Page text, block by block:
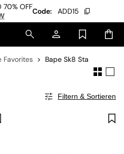
70% OFFCode: ADD15
Favorites Bape Sk8 Sta
Filtern & Sortieren